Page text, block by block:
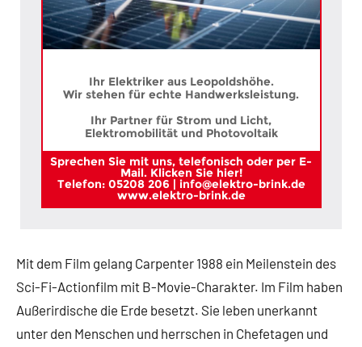
Ihr Elektriker aus Leopoldshöhe.
Wir stehen für echte Handwerksleistung.
Ihr Partner für Strom und Licht,
Elektromobilität und Photovoltaik
Sprechen Sie mit uns, telefonisch oder per E-
Mail. Klicken Sie hier!
Telefon: 05208 206 | info@elektro-brink.de
www.elektro-brink.de
Mit dem Film gelang Carpenter 1988 ein Meilenstein des
Sci-Fi-Actionfilm mit B-Movie-Charakter. Im Film haben
Außerirdische die Erde besetzt. Sie leben unerkannt
unter den Menschen und herrschen in Chefetagen und